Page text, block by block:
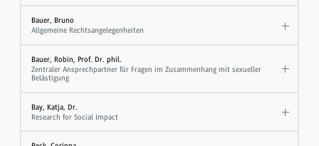
Bauer, Bruno
Allgemeine Rechtsangelegenheiten
Bauer, Robin, Prof. Dr. phil.
Zentraler Ansprechpartner für Fragen im Zusammenhang mit sexueller
Belästigung
Bay, Katja, Dr.
Research for Social Impact